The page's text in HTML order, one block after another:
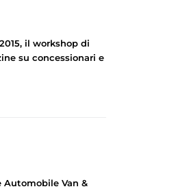
il workshop di
su concessionari e
Automobile Van &